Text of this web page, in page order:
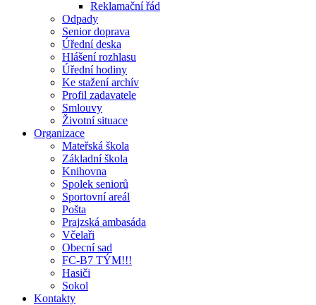
Reklamační řád
Odpady
Senior doprava
Úřední deska
Hlášení rozhlasu
Úřední hodiny
Ke stažení archív
Profil zadavatele
Smlouvy
Životní situace
Organizace
Mateřská škola
Základní škola
Knihovna
Spolek seniorů
Sportovní areál
Pošta
Prajzská ambasáda
Včelaři
Obecní sad
FC-B7 TÝM!!!
Hasiči
Sokol
Kontakty